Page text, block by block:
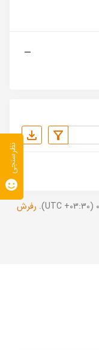
—
رفرش
نظرسنجی